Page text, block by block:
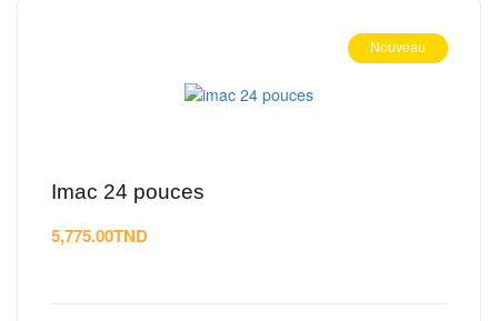
imac 24 pouces
5,775.00TND
Nouveau